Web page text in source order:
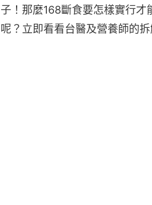
子！那麼168斷食要怎樣實行
呢？立即看看台醫及營養師的拆